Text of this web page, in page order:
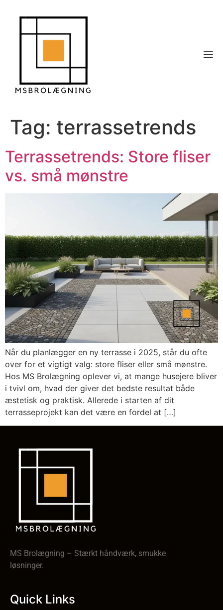
Tag: terrassetrends
Terrassetrends: Store fliser
vs. små mønstre
Når du planlægger en ny terrasse i 2025, står du ofte
over for et vigtigt valg: store fliser eller små mønstre.
Hos MS Brolægning oplever vi, at mange husejere bliver
i tvivl om, hvad der giver det bedste resultat både
æstetisk og praktisk. Allerede i starten af dit
terrasseprojekt kan det være en fordel at […]
MS Brolægning – Stærkt håndværk, smukke
løsninger.
Quick Links